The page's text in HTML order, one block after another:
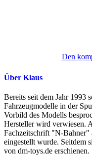
Den
Über Klaus
Bereits seit dem Jahr 1993
Fahrzeugmodelle in der
Vorbild des Modells
Hersteller wird verwiesen.
Fachzeitschrift "N-Bahner"
eingestellt wurde. Seitdem
von dm-toys.de erschienen.